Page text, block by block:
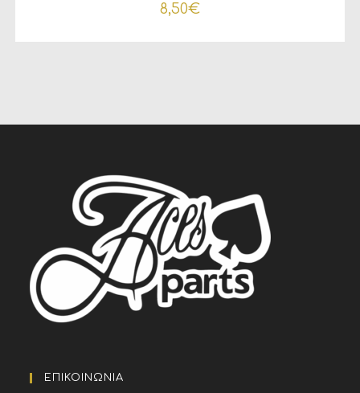
8,50€
ΕΠΙΚΟΙΝΩΝΙΑ